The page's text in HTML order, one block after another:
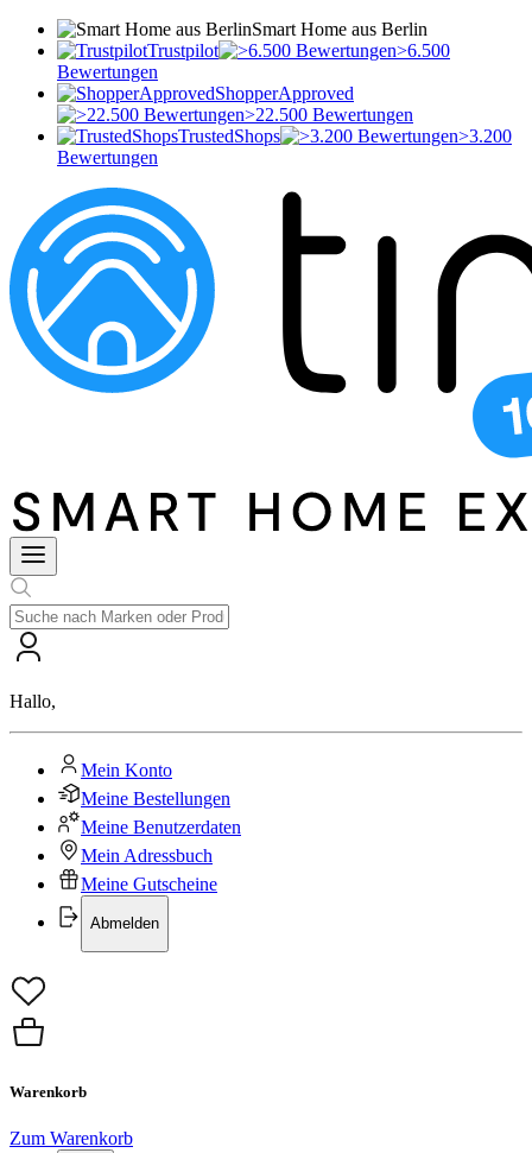
Smart Home aus Berlin
Trustpilot
>6.500
Bewertungen
ShopperApproved
>22.500 Bewertungen
TrustedShops
>3.200
Bewertungen
Hallo,
Mein Konto
Meine Bestellungen
Meine Benutzerdaten
Mein Adressbuch
Meine Gutscheine
Abmelden
Warenkorb
Zum Warenkorb